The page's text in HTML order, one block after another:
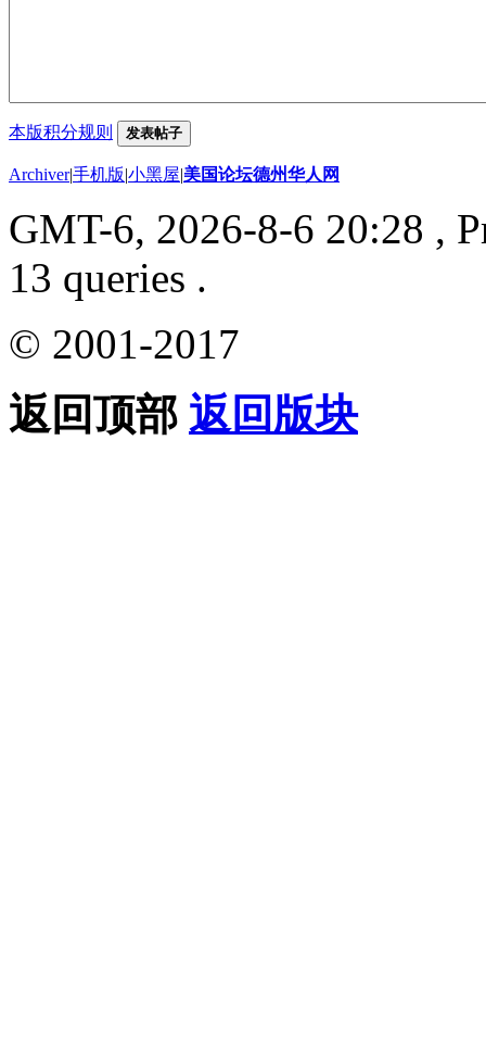
本版积分规则 发表帖子
Archiver|手机版|小黑屋|美国论坛德州华人网
GMT-6, 2026-8-6 20:28 ,
13 queries .
© 2001-2017
返回顶部 返回版块